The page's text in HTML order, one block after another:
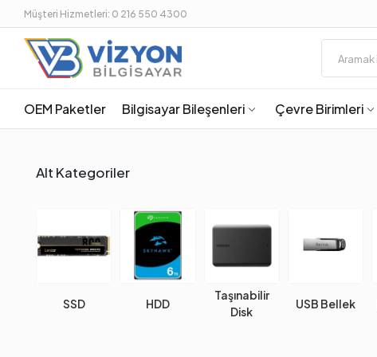
Müşteri Hizmetleri: 0 216 550 4300
OEM Paketler Bilgisayar Bileşenleri Çevre Birimleri
Alt Kategoriler
SSD HDD
Taşınabilir
Disk
USB Bellek